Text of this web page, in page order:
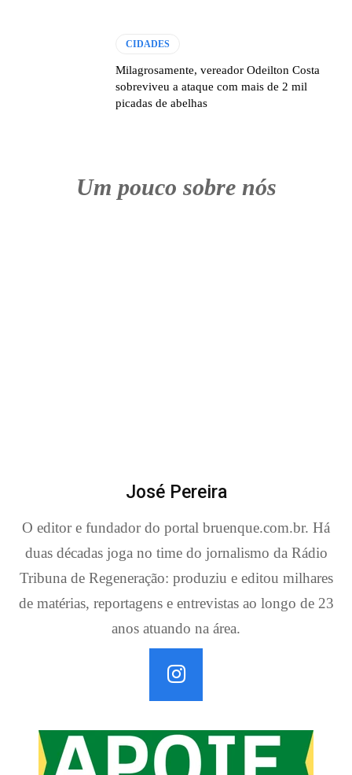
CIDADES
Milagrosamente, vereador Odeilton Costa
sobreviveu a ataque com mais de 2 mil
picadas de abelhas
Um pouco sobre nós
José Pereira
O editor e fundador do portal bruenque.com.br. Há
duas décadas joga no time do jornalismo da Rádio
Tribuna de Regeneração: produziu e editou milhares
de matérias, reportagens e entrevistas ao longo de 23
anos atuando na área.